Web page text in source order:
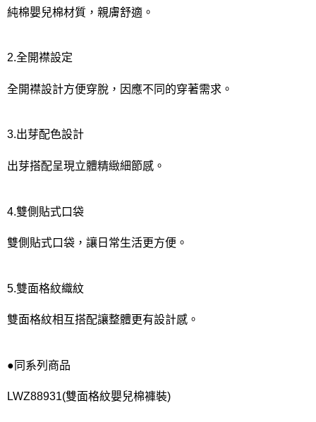
純棉嬰兒棉材質，親膚舒適。
2.全開襟設定
全開襟設計方便穿脫，因應不同的穿著需求。
3.出芽配色設計
出芽搭配呈現立體精緻細節感。
4.雙側貼式口袋
雙側貼式口袋，讓日常生活更方便。
5.雙面格紋織紋
雙面格紋相互搭配讓整體更有設計感。
●同系列商品
LWZ88931(雙面格紋嬰兒棉褲裝)